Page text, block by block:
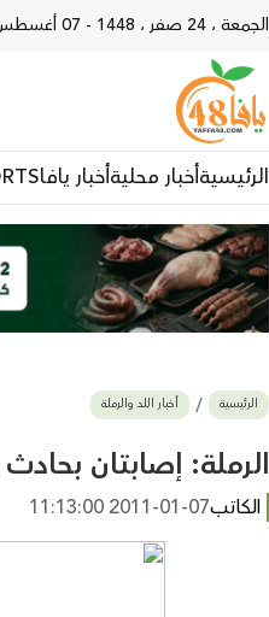
الجمعة ، 24 صفر ، 1448 - 07 أغسطس 2026
الرئيسيةأخبار محليةأخبار يافا
الرئيسية أخبار اللد والرملة
الرملة: إصابتان
الكاتب2011-01-07 11:13:00